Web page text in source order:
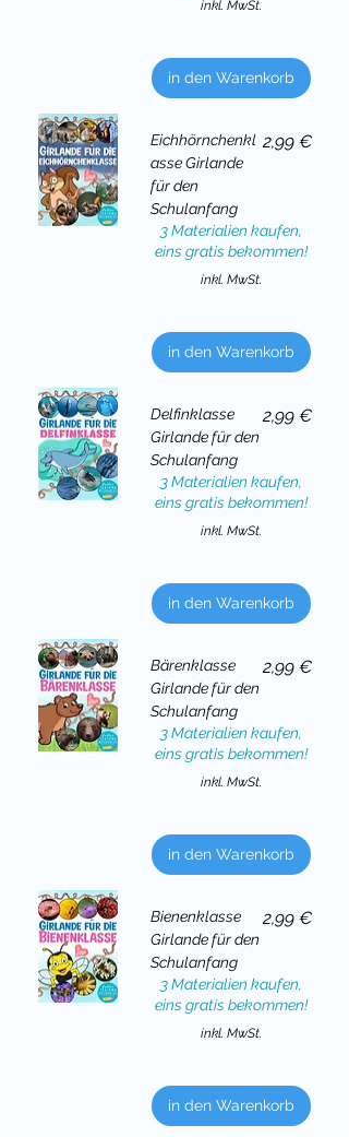
inkl. MwSt.
in den Warenkorb
Eichhörnchenkl
asse Girlande
für den
Schulanfang
Preis
2,99 €
3 Materialien kaufen,
eins gratis bekommen!
inkl. MwSt.
in den Warenkorb
Delfinklasse
Girlande für den
Schulanfang
Preis
2,99 €
3 Materialien kaufen,
eins gratis bekommen!
inkl. MwSt.
in den Warenkorb
Bärenklasse
Girlande für den
Schulanfang
Preis
2,99 €
3 Materialien kaufen,
eins gratis bekommen!
inkl. MwSt.
in den Warenkorb
Bienenklasse
Girlande für den
Schulanfang
Preis
2,99 €
3 Materialien kaufen,
eins gratis bekommen!
inkl. MwSt.
in den Warenkorb